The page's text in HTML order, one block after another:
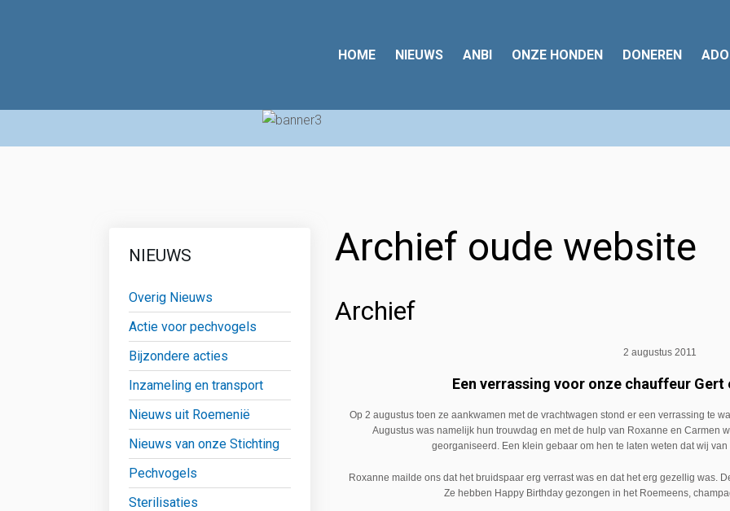
HOME NIEUWS ANBI ONZE HONDEN DONEREN
NIEUWS
Overig Nieuws
Actie voor pechvogels
Bijzondere acties
Inzameling en transport
Nieuws uit Roemenië
Nieuws van onze Stichting
Pechvogels
Sterilisaties
Archief oude website
Archief
2 augustus 2011
Een verrassing voor onze chauffeur Gert
Op 2 augustus toen ze aankwamen met de vrachtwagen stond er een verrassing te
Augustus was namelijk hun trouwdag en met de hulp van Roxanne en Carmen
georganiseerd. Een klein gebaar om hen te laten weten dat wij
Roxanne mailde ons dat het bruidspaar erg verrast was en dat het erg gezellig was.
Ze hebben Happy Birthday gezongen in het Roemeens,